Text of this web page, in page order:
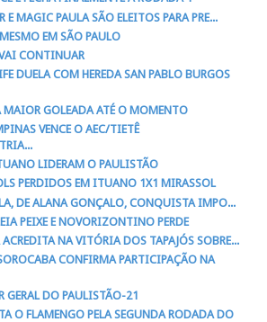
E MAGIC PAULA SÃO ELEITOS PARA PRE...
EM SÃO PAULO
CONTINUAR
DUELA COM HEREDA SAN PABLO BURGOS
MAIOR GOLEADA ATÉ O MOMENTO
VENCE O AEC/TIETÊ
LIDERAM O PAULISTÃO
PERDIDOS EM ITUANO 1X1 MIRASSOL
DE ALANA GONÇALO, CONQUISTA IMPO...
PEIXE E NOVORIZONTINO PERDE
NA VITÓRIA DOS TAPAJÓS SOBRE...
CONFIRMA PARTICIPAÇÃO NA
GERAL DO PAULISTÃO-21
O FLAMENGO PELA SEGUNDA RODADA DO